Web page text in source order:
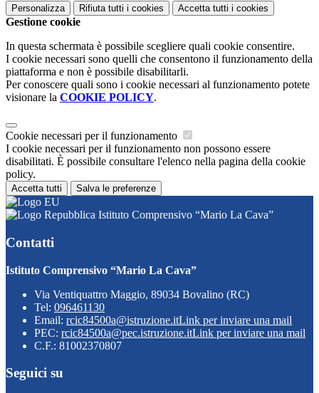
Personalizza Rifiuta tutti i cookies Accetta tutti i cookies
Gestione cookie
In questa schermata è possibile scegliere quali cookie consentire.
I cookie necessari sono quelli che consentono il funzionamento della
piattaforma e non è possibile disabilitarli.
Per conoscere quali sono i cookie necessari al funzionamento potete
visionare la COOKIE POLICY.
Cookie necessari per il funzionamento
I cookie necessari per il funzionamento non possono essere
disabilitati. È possibile consultare l'elenco nella pagina della cookie
policy.
Accetta tutti Salva le preferenze
Istituto Comprensivo “Mario La Cava”
Contatti
Istituto Comprensivo “Mario La Cava”
Via Ventiquattro Maggio, 89034 Bovalino (RC)
Tel: 096461130
Email: rcic84500a@istruzione.itLink per inviare una mail
PEC: rcic84500a@pec.istruzione.itLink per inviare una mail
C.F.: 81002370807
Seguici su